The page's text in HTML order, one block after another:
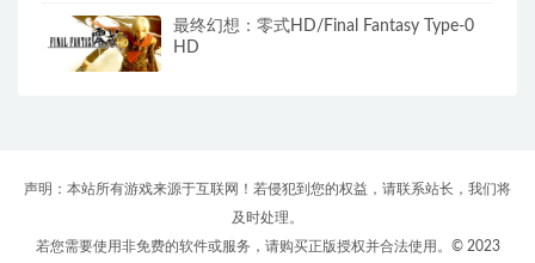
最终幻想：零式HD/Final Fantasy Type-0
HD
声明：本站所有游戏来源于互联网！若侵犯到您的权益，请联系站长，我们将
及时处理。
若您需要使用非免费的软件或服务，请购买正版授权并合法使用。© 2023